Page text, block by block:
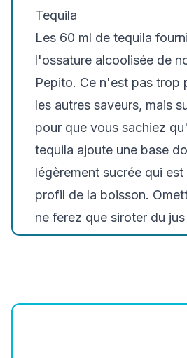
Tequila
Les 60 ml de tequila
l'ossature alcoolisée de
Pepito. Ce n'est pas trop
les autres saveurs, mais
pour que vous sachiez
tequila ajoute une base
légèrement sucrée qui est
profil de la boisson.
ne ferez que siroter du